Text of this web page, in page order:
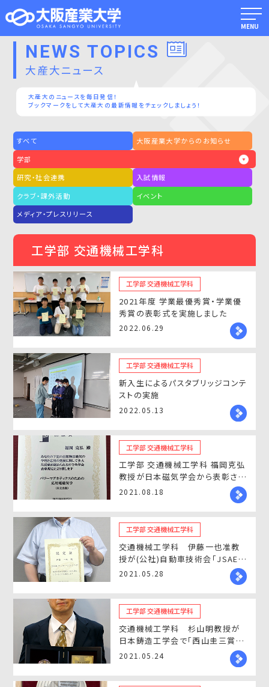
MENU
NEWS TOPICS
大産大ニュース
大産大のニュースを毎日発信！
ブックマークをして大産大の最新情報をチェックしましょう！
工学部 交通機械工学科
工学部 交通機械工学科
2021年度 学業最優秀賞・学業優
秀賞の表彰式を実施しました
2022.06.29
工学部 交通機械工学科
新入生によるパスタブリッジコンテ
ストの実施
2022.05.13
工学部 交通機械工学科
工学部 交通機械工学科 福岡克弘
教授が日本磁気学会から表彰され
ました
2021.08.18
工学部 交通機械工学科
交通機械工学科 伊藤一也准教
授が(公社)自動車技術会「JSAEフ
ェローエンジニア」に認定されま
2021.05.28
工学部 交通機械工学科
交通機械工学科 杉山明教授が
日本鋳造工学会で「西山圭三賞」
を受賞しました
2021.05.24
すべて
大阪産業大学からのお知らせ
学部
研究・社会連携
入試情報
クラブ・課外活動
イベント
メディア・プレスリリース